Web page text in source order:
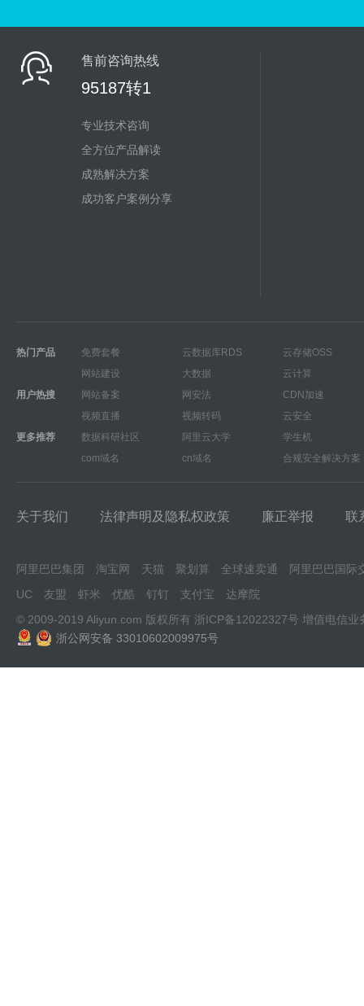
售前咨询热线
95187转1
专业技术咨询
全方位产品解读
成熟解决方案
成功客户案例分享
热门产品 免费套餐 云数据库RDS
云存储OSS
网站建设
大数据
云计算
用户热搜
网站备案 网安法
CDN加速
视频直播
视频转码
云安全
更多推荐
数据科研社区 阿里云大学
学生机
com域名
cn域名 合规安全解决方案
关于我们 法律声明及隐私权政策 廉正举报 联
阿里巴巴集团 淘宝网 天猫 聚划算 全球速卖通
阿里巴巴国际
UC
友盟 虾米 优酷 钉钉 支付宝
达摩院
© 2009-2019 Aliyun.com 版权所有 浙ICP备12022327号 增值电信业
浙公网安备 33010602009975号